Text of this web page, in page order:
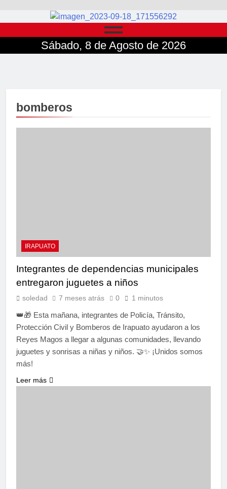
Sábado, 8 de Agosto de 2026
bomberos
IRAPUATO
Integrantes de dependencias municipales
entregaron juguetes a niños
soledad 7 meses atrás 0 1 minutos
👑🎁 Esta mañana, integrantes de Policía, Tránsito,
Protección Civil y Bomberos de Irapuato ayudaron a los
Reyes Magos a llegar a algunas comunidades, llevando
juguetes y sonrisas a niñas y niños. 🤝✨ ¡Unidos somos
más!
Leer más